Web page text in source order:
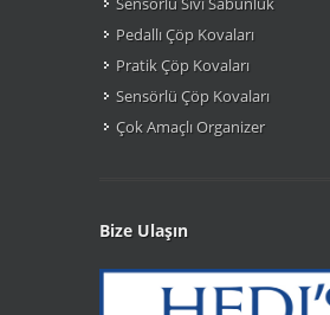
Pedallı Çöp Kovaları
Pratik Çöp Kovaları
Sensörlü Çöp Kovaları
Çok Amaçlı Organizer
Bize Ulaşın